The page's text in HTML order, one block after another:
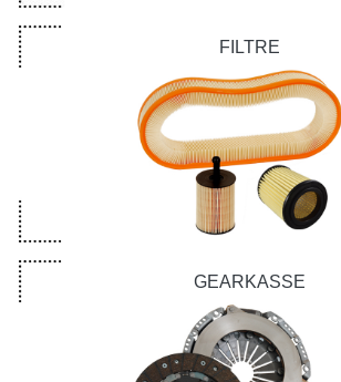
FILTRE
GEARKASSE